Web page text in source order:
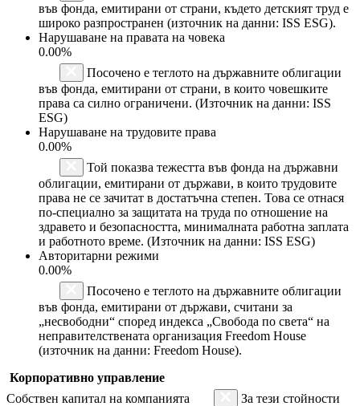
във фонда, емитирани от страни, където детският труд е
широко разпространен (източник на данни: ISS ESG).
Нарушаване на правата на човека
0.00%
Посочено е теглото на държавните облигации
във фонда, емитирани от страни, в които човешките
права са силно ограничени. (Източник на данни: ISS
ESG)
Нарушаване на трудовите права
0.00%
Той показва тежестта във фонда на държавни
облигации, емитирани от държави, в които трудовите
права не се зачитат в достатъчна степен. Това се отнася
по-специално за защитата на труда по отношение на
здравето и безопасността, минималната работна заплата
и работното време. (Източник на данни: ISS ESG)
Авторитарни режими
0.00%
Посочено е теглото на държавните облигации
във фонда, емитирани от държави, считани за
„несвободни“ според индекса „Свобода по света“ на
неправителствената организация Freedom House
(източник на данни: Freedom House).
Корпоративно управление
Собствен капитал на компанията
За тези стойности